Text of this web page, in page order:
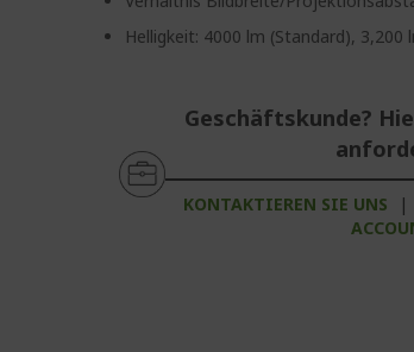
Helligkeit: 4000 lm (Standard), 3,200
Geschäftskunde?
KONTAKTIEREN SIE UNS |